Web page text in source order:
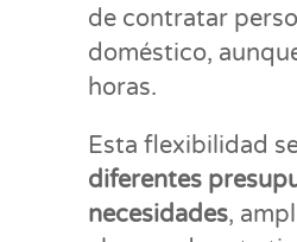
de contratar
doméstico,
horas.
Esta flexibilidad
diferentes
necesidades,